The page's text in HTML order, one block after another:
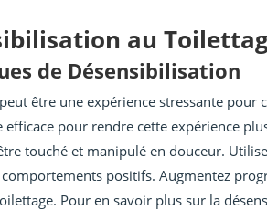
au
de Désensibilisation
être une expérience stressante pour
efficace pour rendre cette expérience
touché et manipulé en douceur.
positifs. Augmentez
Pour en savoir plus sur la